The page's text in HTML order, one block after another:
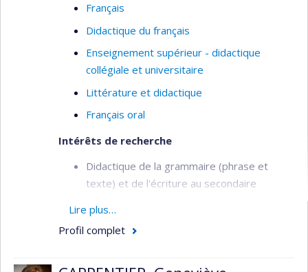
Français
Didactique du français
Enseignement supérieur - didactique
collégiale et universitaire
Littérature et didactique
Français oral
Intérêts de recherche
Didactique de la grammaire (phrase et
texte) et de l'écriture au secondaire
Littératie et maitrise de la langue au
Lire plus…
Profil complet